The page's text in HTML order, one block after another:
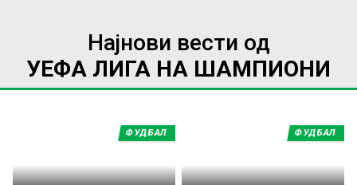
Најнови вести од
УЕФА ЛИГА НА ШАМПИОНИ
ФУДБАЛ ФУДБАЛ